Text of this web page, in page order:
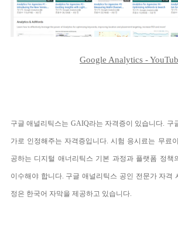
Google Analytics -
구글 애널리틱스는 GAIQ라는 자격증이 있습니다 구
가로 인정해주는 자격증입니다 .시험 응시료는 무료
공하는 디지털 애너리틱스 기본 과정과 플랫폼 정책
이수해야 합니다. 구글 애널리틱스 공인 전문가 자격
정은 한국어 자막을 제공하고 있습니다